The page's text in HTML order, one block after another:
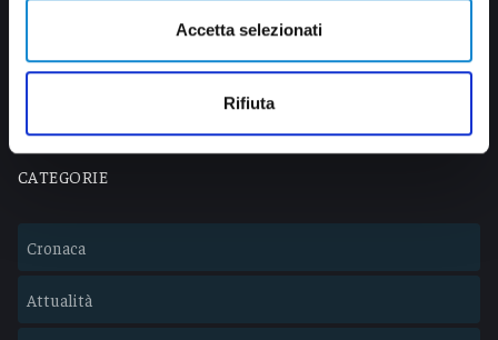
Accetta selezionati
Rifiuta
Lavora con noi
CATEGORIE
Cronaca
Attualità